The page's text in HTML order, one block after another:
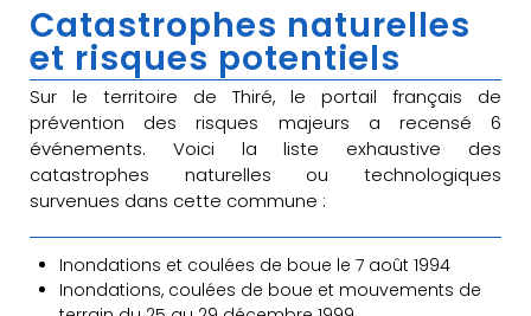
Catastrophes naturelles
et risques potentiels
Sur le territoire de Thiré, le portail français de
prévention des risques majeurs a recensé 6
événements. Voici la liste exhaustive des
catastrophes naturelles ou technologiques
survenues dans cette commune :
Inondations et coulées de boue le 7 août 1994
Inondations, coulées de boue et mouvements de